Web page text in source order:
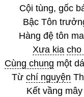
Cội tùng, gốc
Bậc Tôn
Hàng đệ tôn
Xưa kia cho
Cùng chung một
Từ chí nguyện
Kết vầng